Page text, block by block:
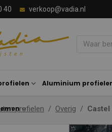
40 verkoop@vadia.nl
Aluminium
profielen Overig